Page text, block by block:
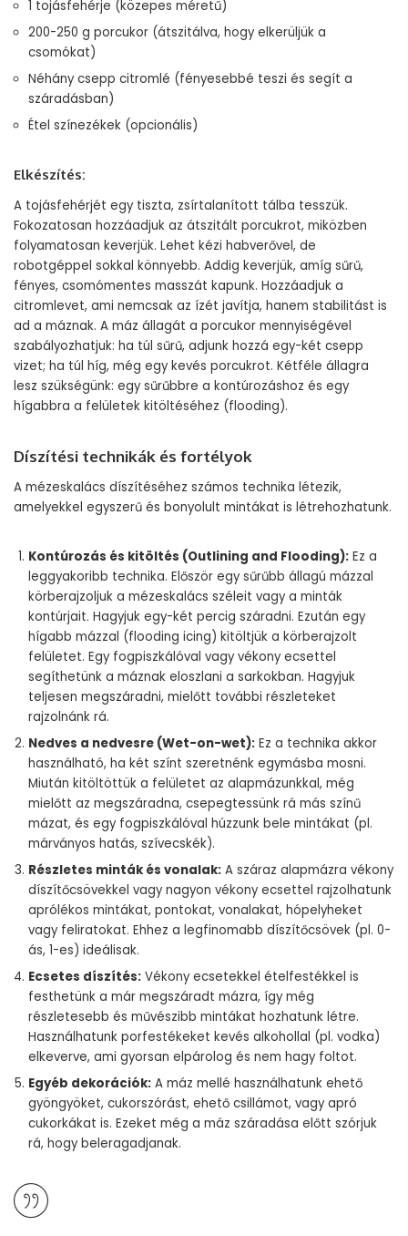
1 tojásfehérje (közepes méretű)
200-250 g porcukor (átszitálva, hogy elkerüljük a
csomókat)
Néhány csepp citromlé (fényesebbé teszi és segít a
száradásban)
Étel színezékek (opcionális)
Elkészítés:
A tojásfehérjét egy tiszta, zsírtalanított tálba tesszük.
Fokozatosan hozzáadjuk az átszitált porcukrot, miközben
folyamatosan keverjük. Lehet kézi habverővel, de
robotgéppel sokkal könnyebb. Addig keverjük, amíg sűrű,
fényes, csomómentes masszát kapunk. Hozzáadjuk a
citromlevet, ami nemcsak az ízét javítja, hanem stabilitást is
ad a máznak. A máz állagát a porcukor mennyiségével
szabályozhatjuk: ha túl sűrű, adjunk hozzá egy-két csepp
vizet; ha túl híg, még egy kevés porcukrot. Kétféle állagra
lesz szükségünk: egy sűrűbbre a kontúrozáshoz és egy
hígabbra a felületek kitöltéséhez (flooding).
Díszítési technikák és fortélyok
A mézeskalács díszítéséhez számos technika létezik,
amelyekkel egyszerű és bonyolult mintákat is létrehozhatunk.
Kontúrozás és kitöltés (Outlining and Flooding): Ez a
leggyakoribb technika. Először egy sűrűbb állagú mázzal
körberajzoljuk a mézeskalács széleit vagy a minták
kontúrjait. Hagyjuk egy-két percig száradni. Ezután egy
hígabb mázzal (flooding icing) kitöltjük a körberajzolt
felületet. Egy fogpiszkálóval vagy vékony ecsettel
segíthetünk a máznak eloszlani a sarkokban. Hagyjuk
teljesen megszáradni, mielőtt további részleteket
rajzolnánk rá.
Nedves a nedvesre (Wet-on-wet): Ez a technika akkor
használható, ha két színt szeretnénk egymásba mosni.
Miután kitöltöttük a felületet az alapmázunkkal, még
mielőtt az megszáradna, csepegtessünk rá más színű
mázat, és egy fogpiszkálóval húzzunk bele mintákat (pl.
márványos hatás, szívecskék).
Részletes minták és vonalak: A száraz alapmázra vékony
díszítőcsövekkel vagy nagyon vékony ecsettel rajzolhatunk
aprólékos mintákat, pontokat, vonalakat, hópelyheket
vagy feliratokat. Ehhez a legfinomabb díszítőcsövek (pl. 0-
ás, 1-es) ideálisak.
Ecsetes díszítés: Vékony ecsetekkel ételfestékkel is
festhetünk a már megszáradt mázra, így még
részletesebb és művészibb mintákat hozhatunk létre.
Használhatunk porfestékeket kevés alkohollal (pl. vodka)
elkeverve, ami gyorsan elpárolog és nem hagy foltot.
Egyéb dekorációk: A máz mellé használhatunk ehető
gyöngyöket, cukorszórást, ehető csillámot, vagy apró
cukorkákat is. Ezeket még a máz száradása előtt szórjuk
rá, hogy beleragadjanak.